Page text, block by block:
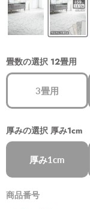
畳数の選択 12畳用
3畳用
厚みの選択 厚み1cm
厚み1cm
商品番号